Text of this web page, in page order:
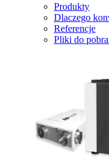
Produkty
Dlaczego
Referencje
Pliki do